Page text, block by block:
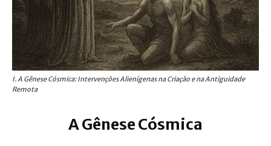
I. A Gênese Cósmica: Intervenções Alienígenas na Criação e na Antiguidade
Remota
A Gênese Cósmica